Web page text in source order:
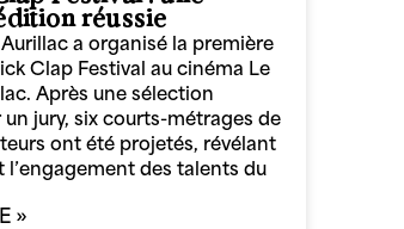
réussie
a organisé la première
Clap Festival au cinéma Le
Après une sélection
jury, six courts-métrages de
ont été projetés, révélant
l’engagement des talents du
»